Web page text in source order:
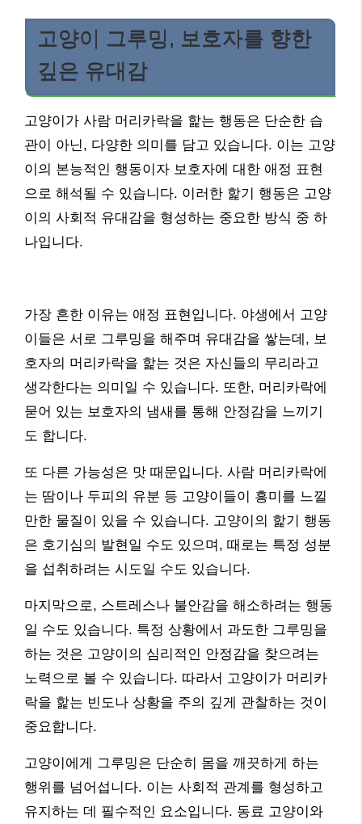
고양이 그루밍, 보호자를 향한
깊은 유대감
고양이가 사람 머리카락을 핥는 행동은 단순한 습
관이 아닌, 다양한 의미를 담고 있습니다. 이는 고양
이의 본능적인 행동이자 보호자에 대한 애정 표현
으로 해석될 수 있습니다. 이러한 핥기 행동은 고양
이의 사회적 유대감을 형성하는 중요한 방식 중 하
나입니다.
가장 흔한 이유는 애정 표현입니다. 야생에서 고양
이들은 서로 그루밍을 해주며 유대감을 쌓는데, 보
호자의 머리카락을 핥는 것은 자신들의 무리라고
생각한다는 의미일 수 있습니다. 또한, 머리카락에
묻어 있는 보호자의 냄새를 통해 안정감을 느끼기
도 합니다.
또 다른 가능성은 맛 때문입니다. 사람 머리카락에
는 땀이나 두피의 유분 등 고양이들이 흥미를 느낄
만한 물질이 있을 수 있습니다. 고양이의 핥기 행동
은 호기심의 발현일 수도 있으며, 때로는 특정 성분
을 섭취하려는 시도일 수도 있습니다.
마지막으로, 스트레스나 불안감을 해소하려는 행동
일 수도 있습니다. 특정 상황에서 과도한 그루밍을
하는 것은 고양이의 심리적인 안정감을 찾으려는
노력으로 볼 수 있습니다. 따라서 고양이가 머리카
락을 핥는 빈도나 상황을 주의 깊게 관찰하는 것이
중요합니다.
고양이에게 그루밍은 단순히 몸을 깨끗하게 하는
행위를 넘어섭니다. 이는 사회적 관계를 형성하고
유지하는 데 필수적인 요소입니다. 동료 고양이와